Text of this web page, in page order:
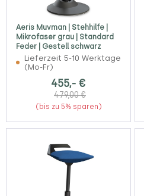
Aeris Muvman | Stehhilfe |
Mikrofaser grau | Standard
Feder | Gestell schwarz
Lieferzeit 5-10 Werktage
(Mo-Fr)
455,- €
479,00 €
(bis zu 5% sparen)